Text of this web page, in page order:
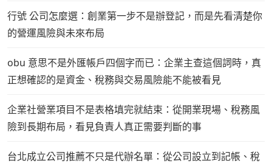
行號 公司怎麼選：創業第一步不是辦登記，而是先看清楚你
的營運風險與未來布局
obu 意思不是外匯帳戶四個字而已：企業主查這個詞時，真
正想確認的是資金、稅務與交易風險能不能被看見
企業社營業項目不是表格填完就結束：從開業現場、稅務風
險到長期布局，看見負責人真正需要判斷的事
台北成立公司推薦不只是代辦名單：從公司設立到記帳、稅